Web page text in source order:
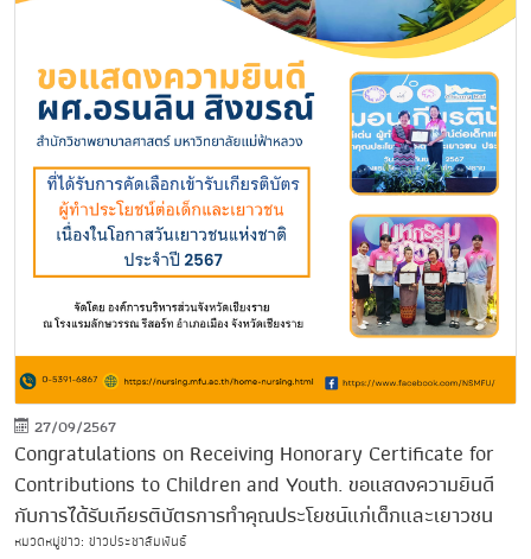
27/09/2567
Congratulations on Receiving Honorary Certificate for
Contributions to Children and Youth. ขอแสดงความยินดี
กับการได้รับเกียรติบัตรการทำคุณประโยชน์แก่เด็กและเยาวชน
หมวดหมู่ข่าว: ข่าวประชาสัมพันธ์